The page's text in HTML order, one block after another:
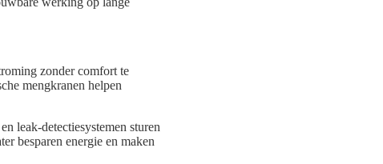
zonder comfort te
mengkranen helpen
leak-detectiesystemen sturen
besparen energie en maken